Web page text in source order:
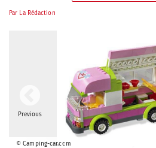
Par La Rédaction
Previous
© Camping-car.com